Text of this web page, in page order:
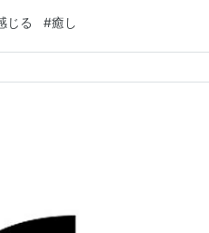
ポージングをしながら写真を撮っ
…
じる #癒し